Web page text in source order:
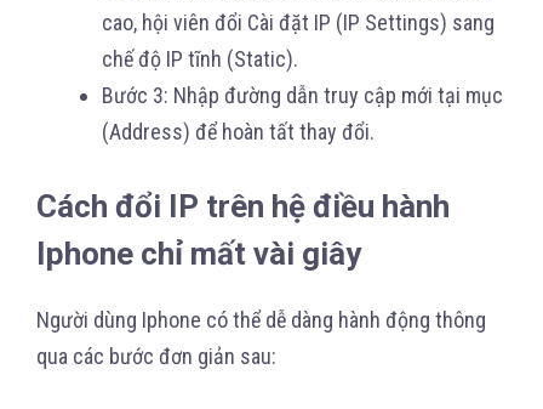
cao, hội viên đổi Cài đặt IP (IP Settings) sang
chế độ IP tĩnh (Static).
Bước 3: Nhập đường dẫn truy cập mới tại mục
(Address) để hoàn tất thay đổi.
Cách đổi IP trên hệ điều hành
Iphone chỉ mất vài giây
Người dùng Iphone có thể dễ dàng hành động thông
qua các bước đơn giản sau: